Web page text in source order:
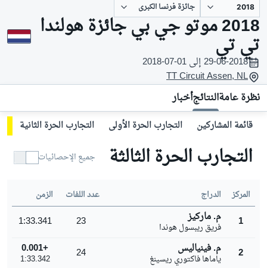
مقدم من جائزة فرنسا الكبرى
2018 موتو جي بي جائزة هولندا
تي تي
29-06-2018 إلى 01-07-2018
TT Circuit Assen, NL
نظرة عامةالنتائجأخبار
قائمة المشاركين التجارب الحرة الأولى التجارب الحرة الثانية
التجارب الحرة الثالثة جميع الإحصائيات
المركز الدراج عدد اللفات الزمن
1 م. ماركيز
فريق ريبسول هوندا 23
1:33.341
2
م. فينياليس
ياماها فاكتوري ريسينغ 24
+0.001
1:33.342